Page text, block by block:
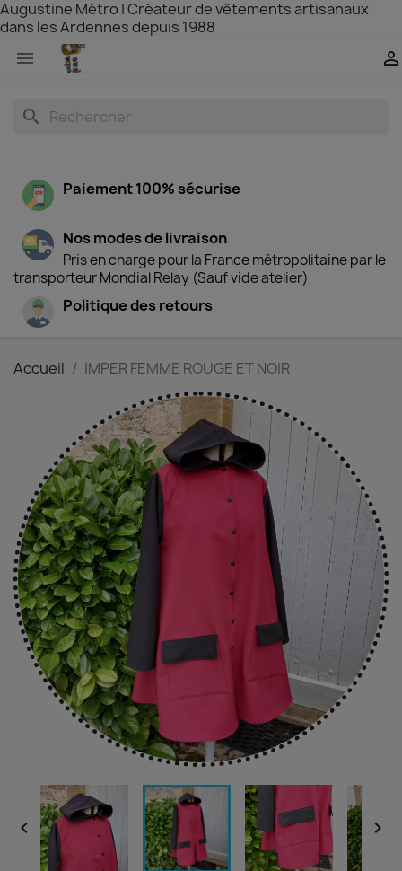
Augustine Métro | Créateur de vêtements artisanaux
dans les Ardennes depuis 1988
 
search
Paiement 100% sécurise
Nos modes de livraison
Pris en charge pour la France métropolitaine par le
transporteur Mondial Relay (Sauf vide atelier)
Politique des retours
Accueil IMPER FEMME ROUGE ET NOIR
 